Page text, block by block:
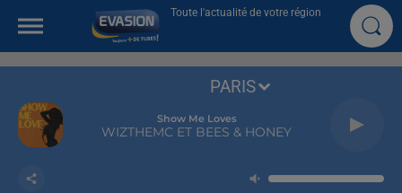
Toute l'actualité de votre région
Show Me Loves
WIZTHEMC ET BEES & HONEY
PARIS